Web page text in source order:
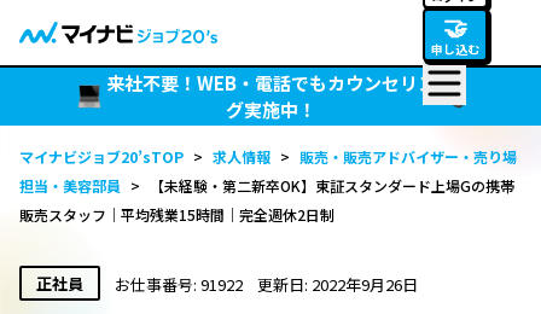
🤝
申し込む
来社不要！WEB・電話でもカウンセリン
グ実施中！
マイナビジョブ20’sTOP > 求人情報 > 販売・販売アドバイザー・売り場
担当・美容部員 >
【未経験・第二新卒OK】東証スタンダード上場Gの携帯
販売スタッフ｜平均残業15時間｜完全週休2日制
正社員 お仕事番号: 91922 更新日: 2022年9月26日